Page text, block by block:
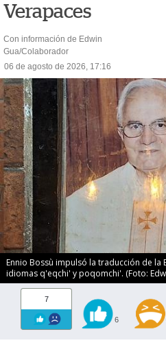
Verapaces
Con información de Edwin
Gua/Colaborador
06 de agosto de 2026, 17:16
Ennio Bossù impulsó la traducción de
idiomas q'eqchi' y poqomchi'. (Foto:
7
6